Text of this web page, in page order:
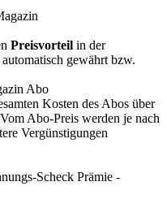
Preisvorteil in der
gewährt bzw.
Abo
Kosten des Abos über
Abo-Preis werden je nach
Vergünstigungen
Scheck Prämie -